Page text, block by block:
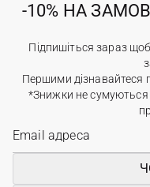
-10% НА
Підпишіться зараз
Першими дізнавайтеся
*Знижки не